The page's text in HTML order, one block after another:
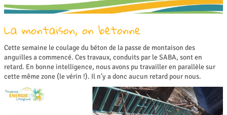
La montaison, on bétonne
Cette semaine le coulage du béton de la passe de montaison des
anguilles a commencé. Ces travaux, conduits par le SABA, sont en
retard. En bonne intelligence, nous avons pu travailler en parallèle sur
cette même zone (le vérin !). Il n’y a donc aucun retard pour nous.